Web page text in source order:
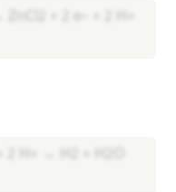
ZnCl2 + 2 e– + 2 H+
2 H+ → H2 + H2O